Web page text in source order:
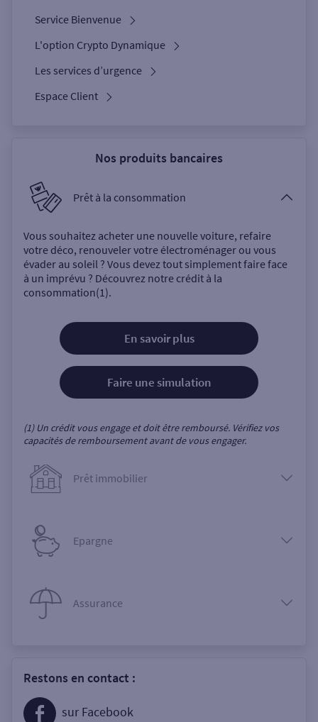
Service Bienvenue
L'option Crypto Dynamique
Les services d’urgence
Espace Client
Nos produits bancaires
Prêt à la consommation
Vous souhaitez acheter une nouvelle voiture, refaire
votre déco, renouveler votre électroménager ou vous
évader au soleil ? Vous devez tout simplement faire face
à un imprévu ? Découvrez notre crédit à la
consommation(1).
En savoir plus
Faire une simulation
(1) Un crédit vous engage et doit être remboursé. Vérifiez vos
capacités de remboursement avant de vous engager.
Prêt immobilier
Epargne
Assurance
Restons en contact :
sur Facebook